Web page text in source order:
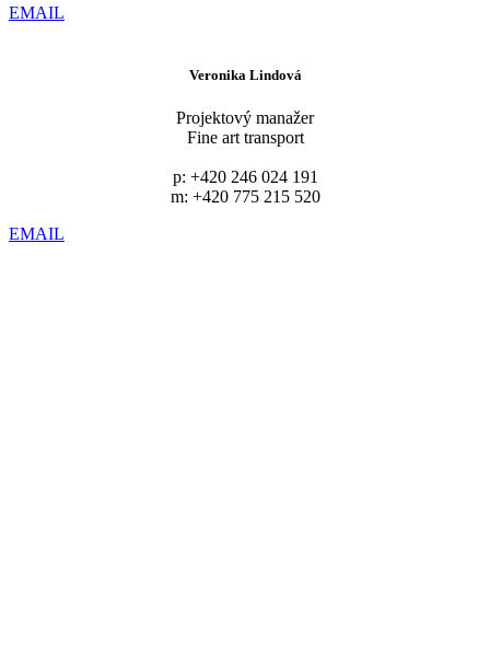
EMAIL
Veronika Lindová
Projektový manažer
Fine art transport
p: +420 246 024 191
m: +420 775 215 520
EMAIL